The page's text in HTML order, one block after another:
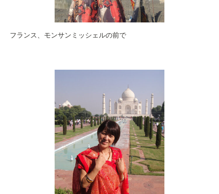
フランス、モンサンミッシェルの前で